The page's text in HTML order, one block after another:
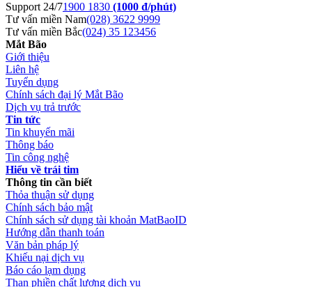
Support 24/71900 1830 (1000 đ/phút)
Tư vấn miền Nam(028) 3622 9999
Tư vấn miền Bắc(024) 35 123456
Mắt Bão
Giới thiệu
Liên hệ
Tuyển dụng
Chính sách đại lý Mắt Bão
Dịch vụ trả trước
Tin tức
Tin khuyến mãi
Thông báo
Tin công nghệ
Hiểu về trái tim
Thông tin cần biết
Thỏa thuận sử dụng
Chính sách bảo mật
Chính sách sử dụng tài khoản MatBaoID
Hướng dẫn thanh toán
Văn bản pháp lý
Khiếu nại dịch vụ
Báo cáo lạm dụng
Than phiền chất lượng dịch vụ